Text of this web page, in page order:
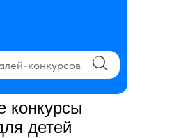
конкурсов
конкурсы
детей